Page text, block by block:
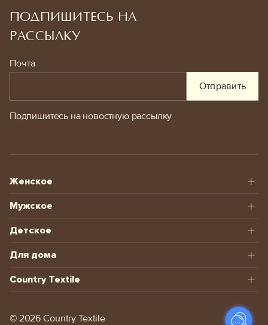
ПОДПИШИТЕСЬ НА
РАССЫЛКУ
Почта
Отправить
Подпишитесь на новостную рассылку
Женское
Мужское
Детское
Для дома
Country Textile
© 2026 Сountry Textile